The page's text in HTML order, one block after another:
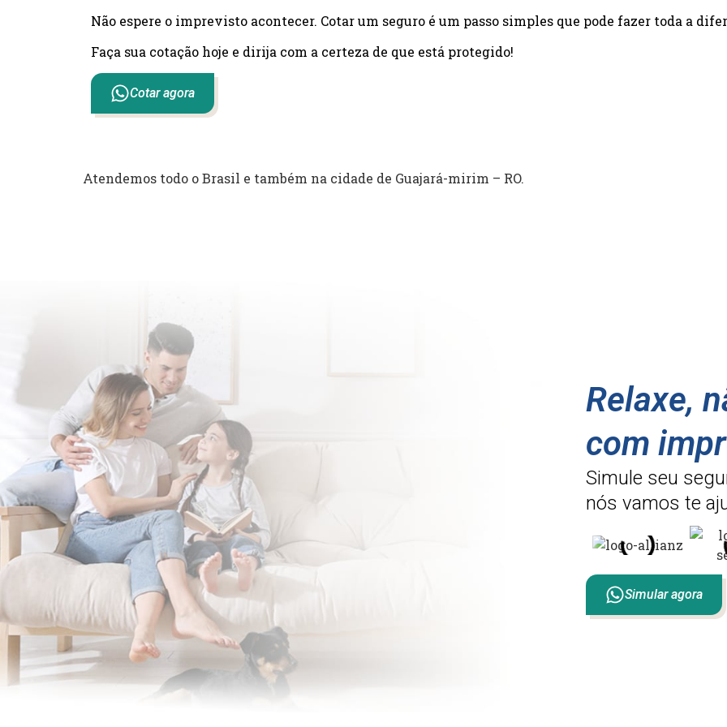
Não espere o imprevisto acontecer. Cotar um seguro é um passo simples que pode fazer toda a
Faça sua cotação hoje e dirija com a certeza de que está protegido!
Cotar agora
Atendemos todo o Brasil e também na cidade de Guajará-mirim – RO.
Relaxe,
com
Simule seu
nós vamos te
Simular agora